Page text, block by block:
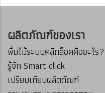
ผลิตภัณฑ์ของเรา
พื้นไม้ระบบคลิกล็อคคืออะไร?
รู้จัก Smart click
เปรียบเทียบผลิตภัณฑ์